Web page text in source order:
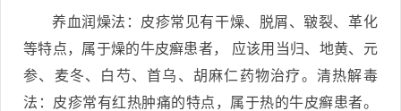
养血润燥法：皮疹常见有干燥、脱屑、皲裂、革化
等特点，属于燥的牛皮癣患者， 应该用当归、地黄、元
参、麦冬、白芍、首乌、胡麻仁药物治疗。清热解毒
法：皮疹常有红热肿痛的特点，属于热的牛皮癣患者。